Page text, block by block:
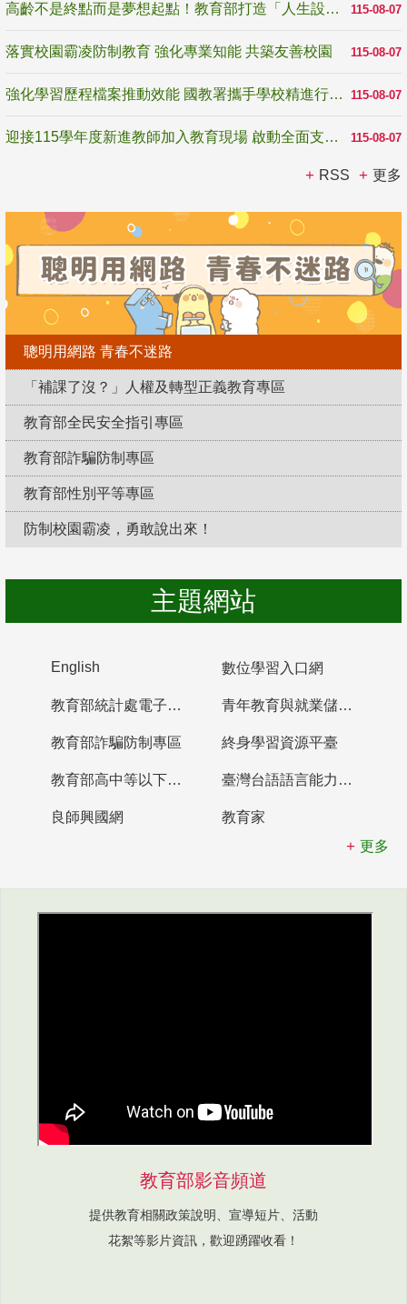
115-08-07
高齡不是終點而是夢想起點！教育部打造「人生設計夢工場」 參展第3屆高齡健康產業博覽會
115-08-07
落實校園霸凌防制教育 強化專業知能 共築友善校園
115-08-07
強化學習歷程檔案推動效能 國教署攜手學校精進行政與教學支持
115-08-07
迎接115學年度新進教師加入教育現場 啟動全面支持陪伴
RSS 更多
聰明用網路 青春不迷路
「補課了沒？」人權及轉型正義教育專區
教育部全民安全指引專區
教育部詐騙防制專區
教育部性別平等專區
防制校園霸凌，勇敢說出來！
主題網站
English 數位學習入口網
教育部統計處電子書櫃 青年教育與就業儲蓄帳戶
教育部詐騙防制專區 終身學習資源平臺
教育部高中等以下學校及幼兒園教師資格檢定考試 臺灣台語語言能力認證網站
良師興國網
教育家
更多
教育部影音頻道
提供教育相關政策說明、宣導短片、活動
花絮等影片資訊，歡迎踴躍收看！